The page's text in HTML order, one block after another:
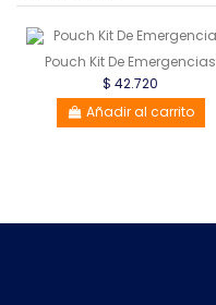
Pouch Kit De Emergencias
$ 42.720
Añadir al carrito